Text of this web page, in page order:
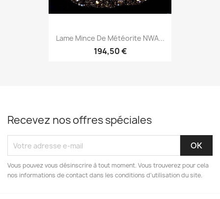
Lame Mince De Météorite NWA...
194,50 €
Recevez nos offres spéciales
Vous pouvez vous désinscrire à tout moment. Vous trouverez pour cela
nos informations de contact dans les conditions d'utilisation du site.